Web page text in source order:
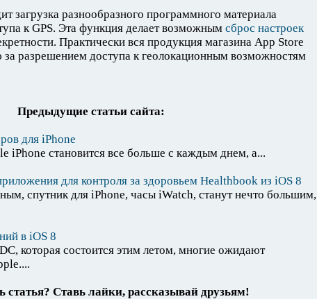
загрузка разнообразного программного материала
к GPS. Эта функция делает возможным сброс настроек
Практически вся продукция магазина App Store
за разрешением доступа к геолокационным возможностям
Предыдущие статьи сайта:
для iPhone
iPhone становится все больше с каждым днем, а...
для контроля за здоровьем Healthbook из iOS 8
спутник для iPhone, часы iWatch, станут нечто большим,
в iOS 8
которая состоится этим летом, многие ожидают
статья? Ставь лайки, рассказывай друзьям!